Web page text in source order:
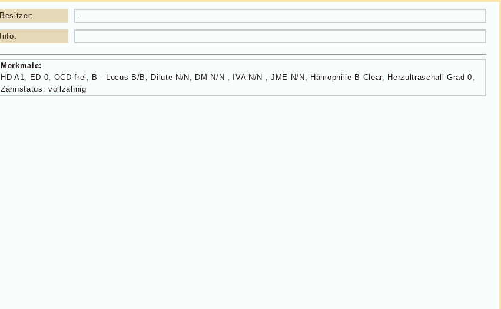
Besitzer: -
Info:
Merkmale:
HD A1, ED 0, OCD frei, B - Locus B/B, Dilute N/N, DM N/N , IVA N/N , JME N/N, Hämophilie B Clear, Herzultraschall Grad 0,
Zahnstatus: vollzahnig